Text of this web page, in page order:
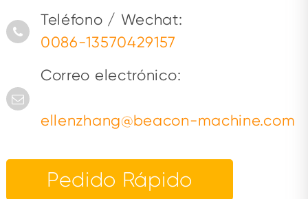
Teléfono / Wechat:
0086-13570429157
Correo electrónico:
ellenzhang@beacon-machine.com
Pedido Rápido